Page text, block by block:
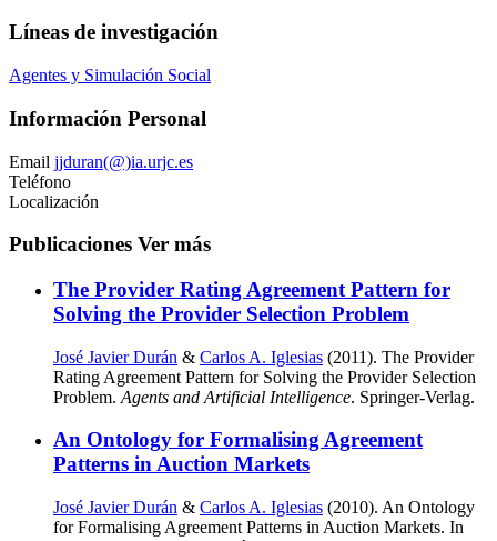
Líneas de investigación
Agentes y Simulación Social
Información Personal
Email jjduran(@)ia.urjc.es
Teléfono
Localización
Publicaciones Ver más
The Provider Rating Agreement Pattern for
Solving the Provider Selection Problem
José Javier Durán & Carlos A. Iglesias (2011). The Provider
Rating Agreement Pattern for Solving the Provider Selection
Problem. Agents and Artificial Intelligence. Springer-Verlag.
An Ontology for Formalising Agreement
Patterns in Auction Markets
José Javier Durán & Carlos A. Iglesias (2010). An Ontology
for Formalising Agreement Patterns in Auction Markets. In